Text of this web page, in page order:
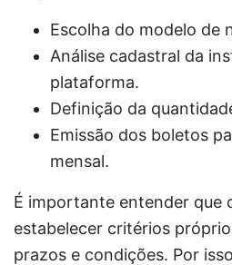
Escolha do modelo de
Análise cadastral da
plataforma.
Definição da
Emissão dos boletos
mensal.
É importante entender que
estabelecer critérios
prazos e condições. Por